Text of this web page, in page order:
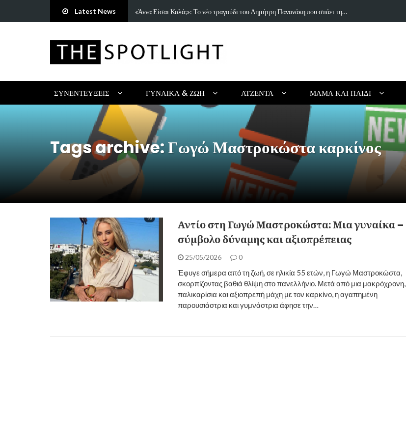
Latest News
Πανανάκη που σπάει τη… 5 Ιδέες & Βιβλία για ένα Δημιουργικό Καλοκαίρι Χωρίς Οθόνες (για Παιδιά…
ΣΥΝΕΝΤΕΎΞΕΙΣ ΓΥΝΑΊΚΑ & ΖΩΉ ΑΤΖΈΝΤΑ ΜΑΜΆ ΚΑΙ ΠΑΙΔΊ
Tags archive: Γωγώ Μαστροκώστα καρκίνος
Αντίο στη Γωγώ Μαστροκώστα: Μια γυναίκα –
σύμβολο δύναμης και αξιοπρέπειας
25/05/2026 0
Έφυγε σήμερα από τη ζωή, σε ηλικία 55 ετών, η Γωγώ Μαστροκώστα,
σκορπίζοντας βαθιά θλίψη στο πανελλήνιο. Μετά από μια μακρόχρονη,
παλικαρίσια και αξιοπρεπή μάχη με τον καρκίνο, η αγαπημένη
παρουσιάστρια και γυμνάστρια άφησε την…